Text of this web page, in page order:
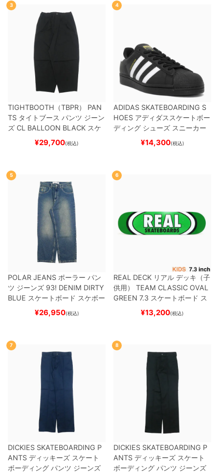
3
TIGHTBOOTH（TBPR） PAN
TS タイトブース パンツ ジーン
ズ CL BALLOON BLACK スケ
ートボード スケボー
¥29,700(税込)
4
ADIDAS SKATEBOARDING S
HOES アディダススケートボー
ディング シューズ スニーカー
スーパースター SUPERSTAR A
BLACK/WHITE/WHITE
ー
¥14,300(税込)
5
POLAR JEANS ポーラー パン
ツ ジーンズ 93! DENIM DIRTY
BLUE スケートボード スケボー
¥26,950(税込)
6
REAL DECK リアル デッキ（子
供用）
TEAM CLASSIC OVAL
GREEN 7.3 スケートボード ス
¥13,200(税込)
7
DICKIES SKATEBOARDING P
ANTS ディッキーズ スケート
ボーディング パンツ ジーンズ
8
DICKIES SKATEBOARDING P
ANTS ディッキーズ スケート
ボーディング パンツ ジーンズ